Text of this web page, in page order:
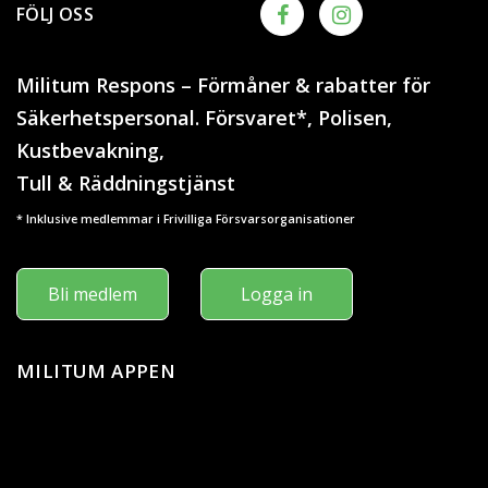
FÖLJ OSS
Militum Respons – Förmåner & rabatter för
Säkerhetspersonal. Försvaret*, Polisen,
Kustbevakning,
Tull & Räddningstjänst
* Inklusive medlemmar i Frivilliga Försvarsorganisationer
Bli medlem Logga in
MILITUM APPEN